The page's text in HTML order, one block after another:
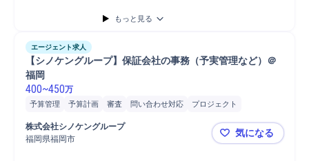
もっと見る
エージェント求人
【シノケングループ】保証会社の事務（予実管理など）＠
福岡
400~450万
予算管理 予算計画 審査 問い合わせ対応
プロジェクト
データ分析
審査/回収
モニタリング
バリューアップ/モニタリング
株式会社シノケングループ
福岡県福岡市
【シノケン
気になる